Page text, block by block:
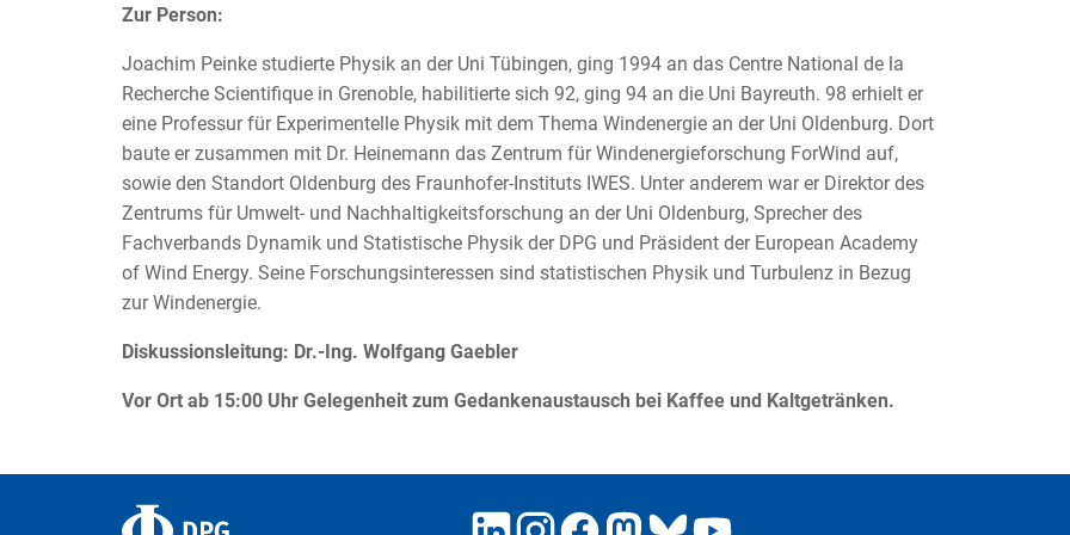
Zur Person:
Joachim Peinke studierte Physik an der Uni Tübingen, ging 1994 an das Centre National de la
Recherche Scientifique in Grenoble, habilitierte sich 92, ging 94 an die Uni Bayreuth. 98 erhielt er
eine Professur für Experimentelle Physik mit dem Thema Windenergie an der Uni Oldenburg. Dort
baute er zusammen mit Dr. Heinemann das Zentrum für Windenergieforschung ForWind auf,
sowie den Standort Oldenburg des Fraunhofer-Instituts IWES. Unter anderem war er Direktor des
Zentrums für Umwelt- und Nachhaltigkeitsforschung an der Uni Oldenburg, Sprecher des
Fachverbands Dynamik und Statistische Physik der DPG und Präsident der European Academy
of Wind Energy. Seine Forschungsinteressen sind statistischen Physik und Turbulenz in Bezug
zur Windenergie.
Diskussionsleitung: Dr.-Ing. Wolfgang Gaebler
Vor Ort ab 15:00 Uhr Gelegenheit zum Gedankenaustausch bei Kaffee und Kaltgetränken.